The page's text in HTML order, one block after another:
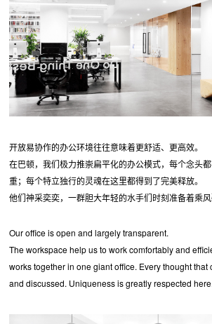
开放易协作的办公环境往往意味着更舒适、更高效。
在巴顿，我们极力推崇扁平化的办公模式，每个念头
重；每个特立独行的灵魂在这里都得到了完美释放。
他们神采奕奕，一群胆大年轻的水手们时刻准备着乘风
Our office is open and largely transparent.
The workspace help us to work comfortably and
works together in one giant office. Every thought
and discussed. Uniqueness is greatly respected here.